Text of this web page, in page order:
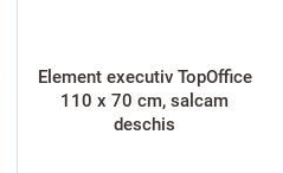
Element executiv TopOffice
110 x 70 cm, salcam
deschis